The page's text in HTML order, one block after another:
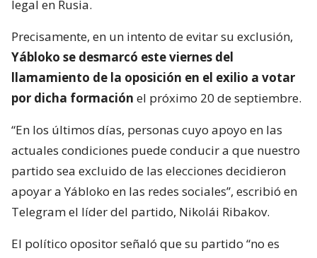
legal en Rusia.
Precisamente, en un intento de evitar su exclusión,
Yábloko se desmarcó este viernes del
llamamiento de la oposición en el exilio a votar
por dicha formación el próximo 20 de septiembre.
“En los últimos días, personas cuyo apoyo en las
actuales condiciones puede conducir a que nuestro
partido sea excluido de las elecciones decidieron
apoyar a Yábloko en las redes sociales”, escribió en
Telegram el líder del partido, Nikolái Ribakov.
El político opositor señaló que su partido “no es